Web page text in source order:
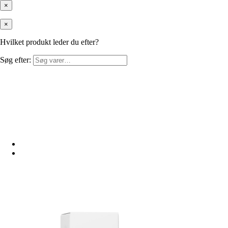
×
×
Hvilket produkt leder du efter?
Søg efter: